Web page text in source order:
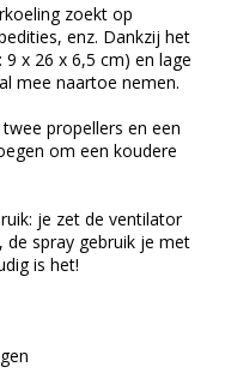
zoekt op
enz. Dankzij het
x 26 x 6,5 cm) en lage
mee naartoe nemen.
propellers en een
om een koudere
je zet de ventilator
spray gebruik je met
is het!